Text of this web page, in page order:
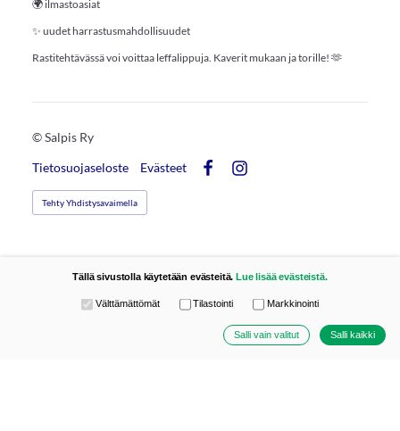
🌍 ilmastoasiat
✨ uudet harrastusmahdollisuudet
Rastitehtävässä voi voittaa leffalippuja. Kaverit mukaan ja torille! 🫶
©Salpis Ry
Tietosuojaseloste
Evästeet
Tehty Yhdistysavaimella
Tällä sivustolla käytetään evästeitä.Lue lisää evästeistä.
Valitse käytettävät evästeet
Välttämättömät Tilastointi Markkinointi
Salli vain valitut Salli kaikki